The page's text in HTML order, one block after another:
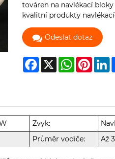
továren na navlékací
kvalitní produkty
Odeslat dotaz
Facebook
X WhatsApp
Zvyk:
Průměr vodiče: Až